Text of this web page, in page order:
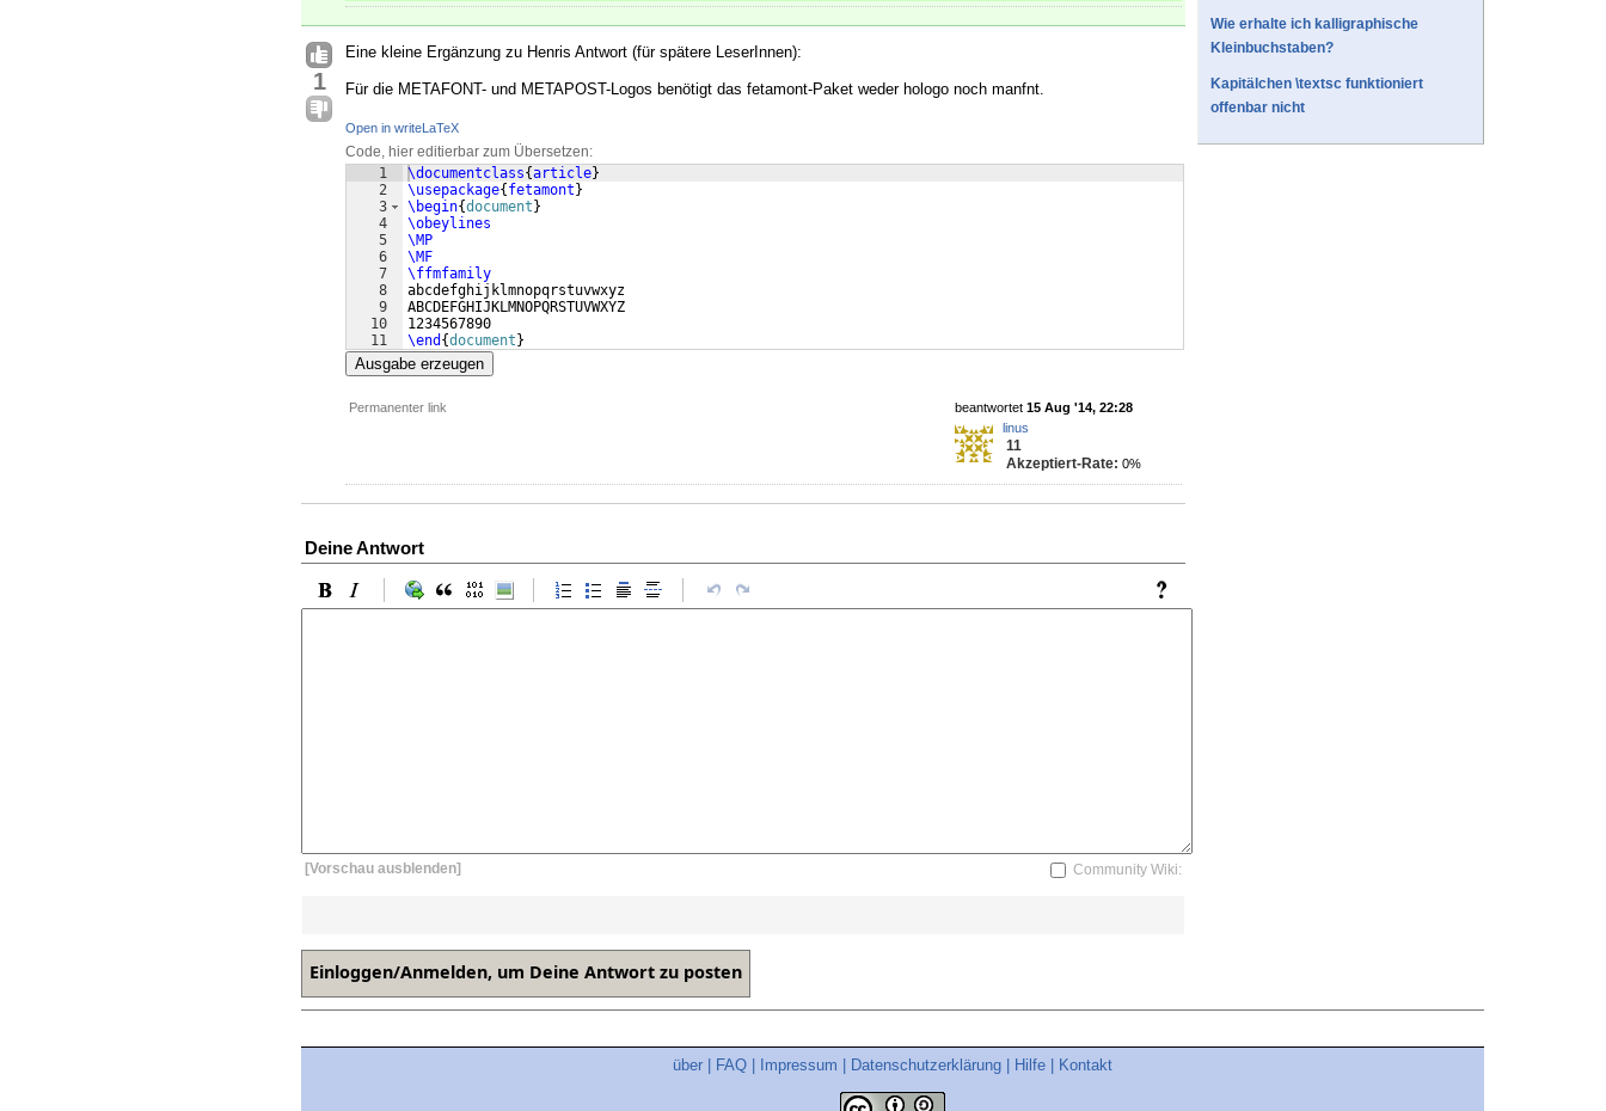
1
Eine kleine Ergänzung zu Henris Antwort (für spätere LeserInnen):
Für die METAFONT- und METAPOST-Logos benötigt das fetamont-Paket weder hologo noch manfnt.
Open in writeLaTeX
Code, hier editierbar zum Übersetzen:
1
2
3
4
5
6
7
8
9
10
11
\documentclass{article}
\usepackage{ fetamont }
\begin{document }
\obeylines
\MP
\MF
\ffmfamily
abcdefghijklmnopqrstuvwxyz
ABCDEFGHIJKLMNOPQRSTUVWXYZ
1234567890
\end {document }
Ausgabe erzeugen
Permanenter link beantwortet 15 Aug '14, 22:28
linus
11
Akzeptiert-Rate: 0%
Deine Antwort
[Vorschau ausblenden] Community Wiki:
Wie erhalte ich kalligraphische
Kleinbuchstaben?
Kapitälchen \textsc funktioniert
offenbar nicht
über FAQ Impressum Datenschutzerklärung Hilfe Kontakt